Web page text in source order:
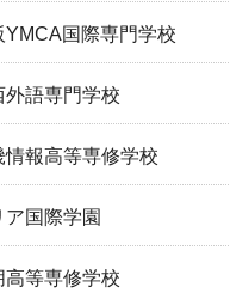
YMCA国際専門学校
外語専門学校
情報高等専修学校
ア国際学園
高等専修学校